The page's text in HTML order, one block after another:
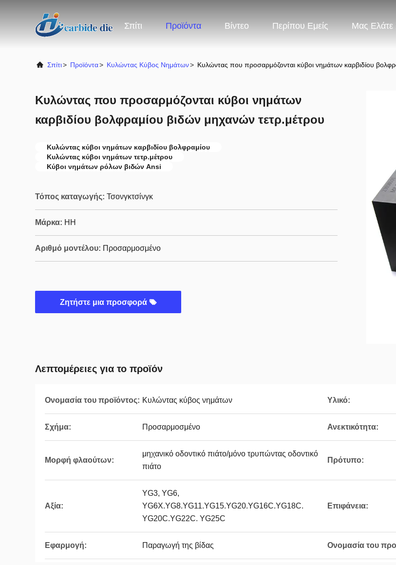
Σπίτι Προϊόντα Βίντεο Περίπου Εμείς Μας
Σπίτι> Προϊόντα> Κυλώντας Κύβος Νημάτων> Κυλώντας που προσαρμόζονται κύβοι νημάτων καρβιδίου
Κυλώντας που προσαρμόζονται κύβοι νημάτων
καρβιδίου βολφραμίου βιδών μηχανών τετρ.μέτρου
Κυλώντας κύβοι νημάτων καρβιδίου βολφραμίου
Κυλώντας κύβοι νημάτων τετρ.μέτρου
Κύβοι νημάτων ρόλων βιδών Ansi
Τόπος καταγωγής: Τσονγκτσίνγκ
Μάρκα: HH
Αριθμό μοντέλου: Προσαρμοσμένο
Ζητήστε μια προσφορά
Λεπτομέρειες για το προϊόν
Ονομασία του προϊόντος: Κυλώντας κύβος νημάτων Υλικό:
Σχήμα: Προσαρμοσμένο Ανεκτικότητα:
Μορφή φλαούτων:
μηχανικό οδοντικό πιάτο/μόνο τρυπώντας οδοντικό
πιάτο
Πρότυπο:
Αξία:
YG3, YG6,
YG6X.YG8.YG11.YG15.YG20.YG16C.YG18C.
YG20C.YG22C. YG25C
Επιφάνεια:
Εφαρμογή: Παραγωγή της βίδας Ονομασία του